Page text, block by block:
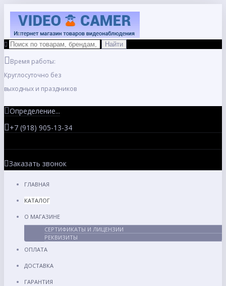
Время работы:
Круглосуточно без
выходных и праздников
Определение...
+7 (918) 905-13-34
Заказать звонок
ГЛАВНАЯ
КАТАЛОГ
О МАГАЗИНЕ
СЕРТИФИКАТЫ И ЛИЦЕНЗИИ
РЕКВИЗИТЫ
ОПЛАТА
ДОСТАВКА
ГАРАНТИЯ